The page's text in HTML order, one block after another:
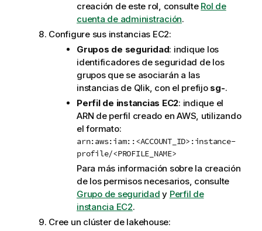
creación de este rol, consulte Rol de
cuenta de administración.
Configure sus instancias EC2:
Grupos de seguridad: indique los
identificadores de seguridad de los
grupos que se asociarán a las
instancias de Qlik, con el prefijo sg-.
Perfil de instancias EC2: indique el
ARN de perfil creado en AWS, utilizando
el formato:
arn:aws:iam::<ACCOUNT_ID>:instance-
profile/<PROFILE_NAME>
Para más información sobre la creación
de los permisos necesarios, consulte
Grupo de seguridad y Perfil de
instancia EC2.
Cree un clúster de lakehouse: